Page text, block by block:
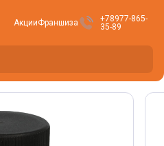
АкцииФраншиза
+78977-865-
35-89